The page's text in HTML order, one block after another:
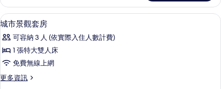
所
有
相
片
大
床
房
詳
情
顯
示
城
市
景
觀
42-吋 LCD 液晶電視、衛星頻道、電視
6
城市景觀套房
可容納 3 人 (依實際入住人數計費)
1 張特大雙人床
免費無線上網
更多資訊
更